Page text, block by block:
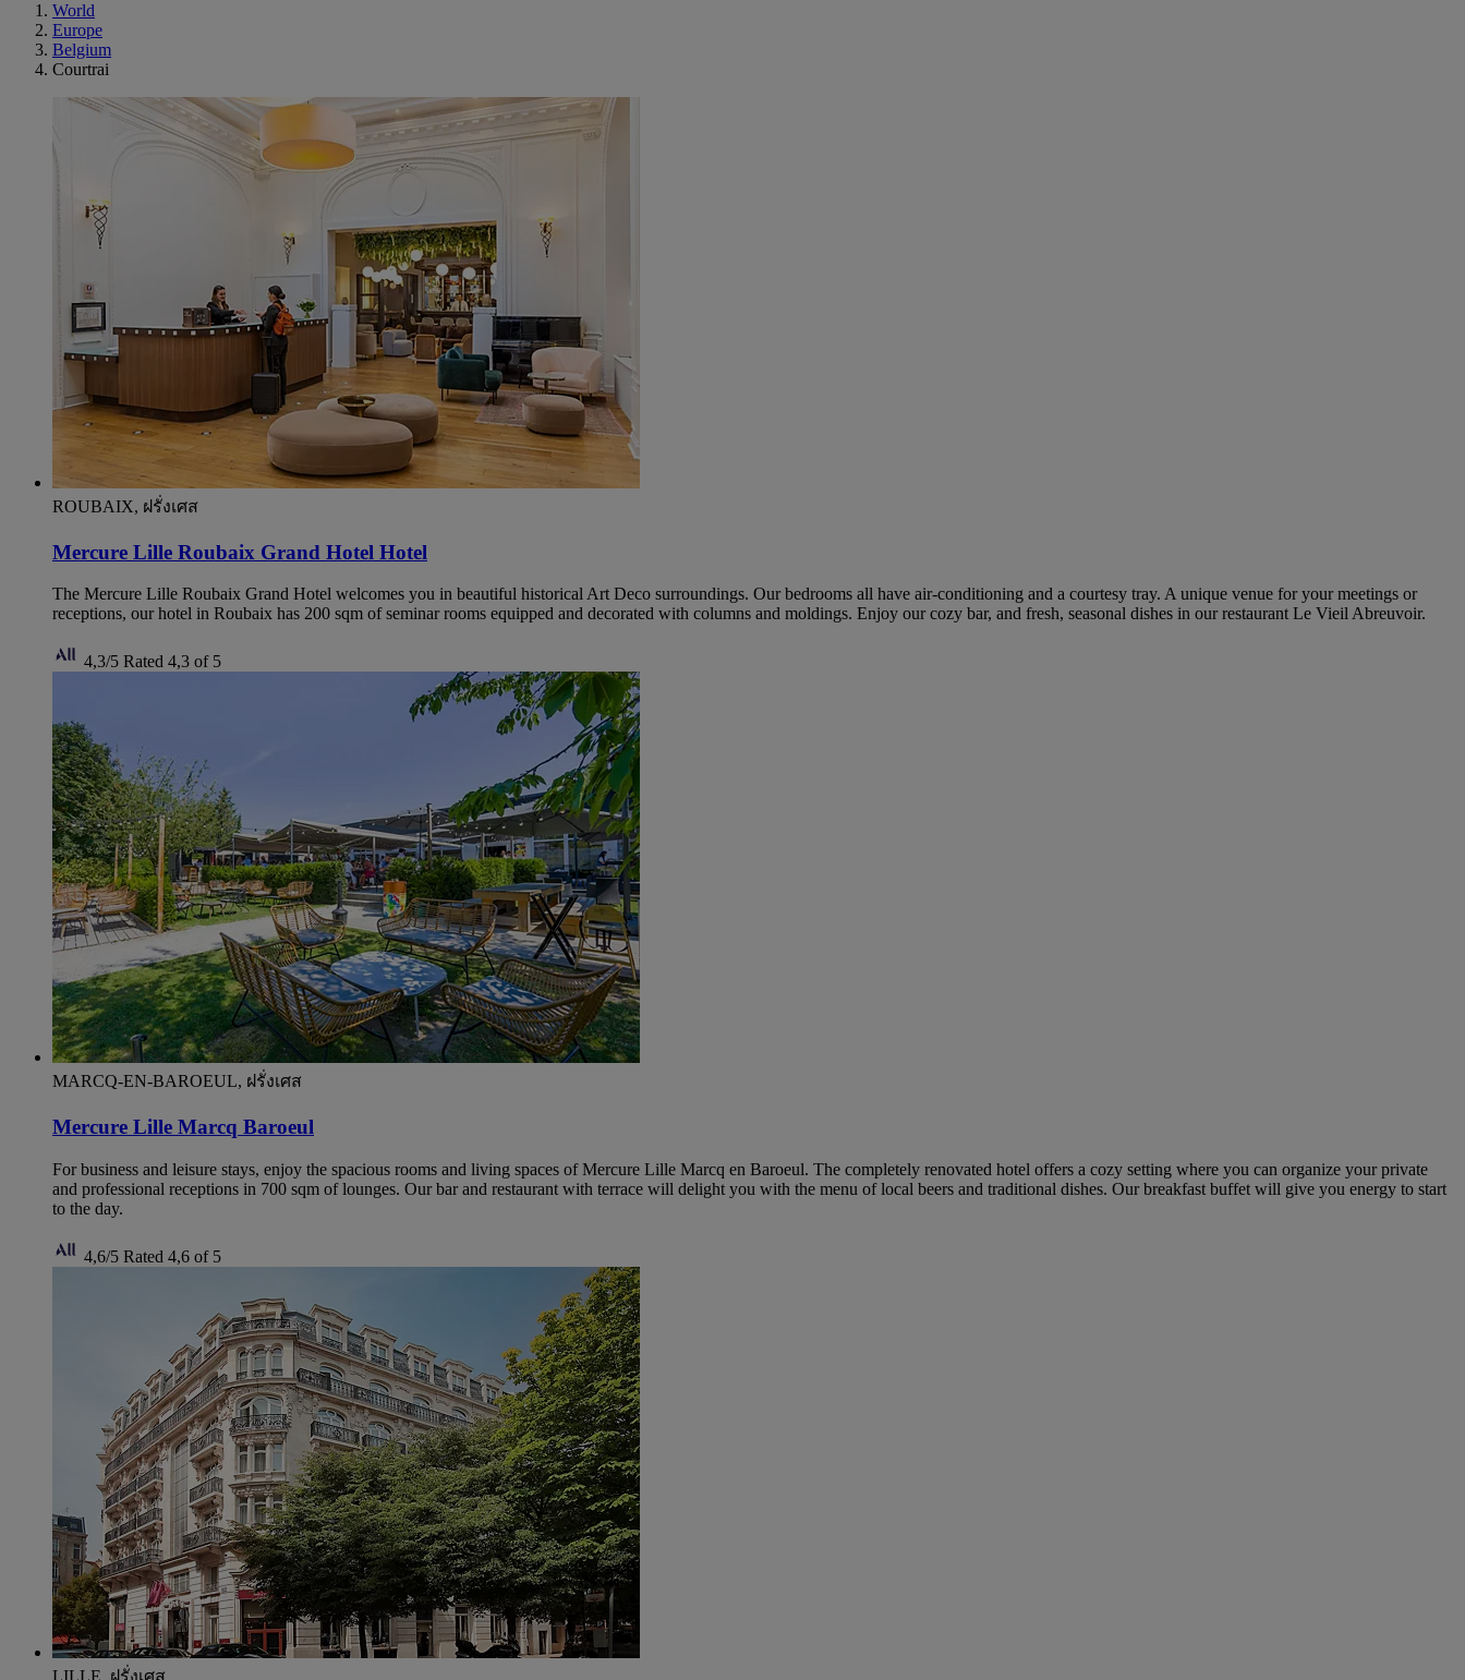
World
Europe
Belgium
Courtrai
ROUBAIX, ฝรั่งเศส
Mercure Lille Roubaix Grand Hotel Hotel
The Mercure Lille Roubaix Grand Hotel welcomes you in beautiful historical Art Deco surroundings. Our bedrooms all have air-conditioning and a courtesy tray. A unique venue for your meetings or
receptions, our hotel in Roubaix has 200 sqm of seminar rooms equipped and decorated with columns and moldings. Enjoy our cozy bar, and fresh, seasonal dishes in our restaurant Le Vieil Abreuvoir.
4,3/5 Rated 4,3 of 5
MARCQ-EN-BAROEUL, ฝรั่งเศส
Mercure Lille Marcq Baroeul
For business and leisure stays, enjoy the spacious rooms and living spaces of Mercure Lille Marcq en Baroeul. The completely renovated hotel offers a cozy setting where you can organize your private
and professional receptions in 700 sqm of lounges. Our bar and restaurant with terrace will delight you with the menu of local beers and traditional dishes. Our breakfast buffet will give you energy to start
to the day.
4,6/5 Rated 4,6 of 5
LILLE, ฝรั่งเศส